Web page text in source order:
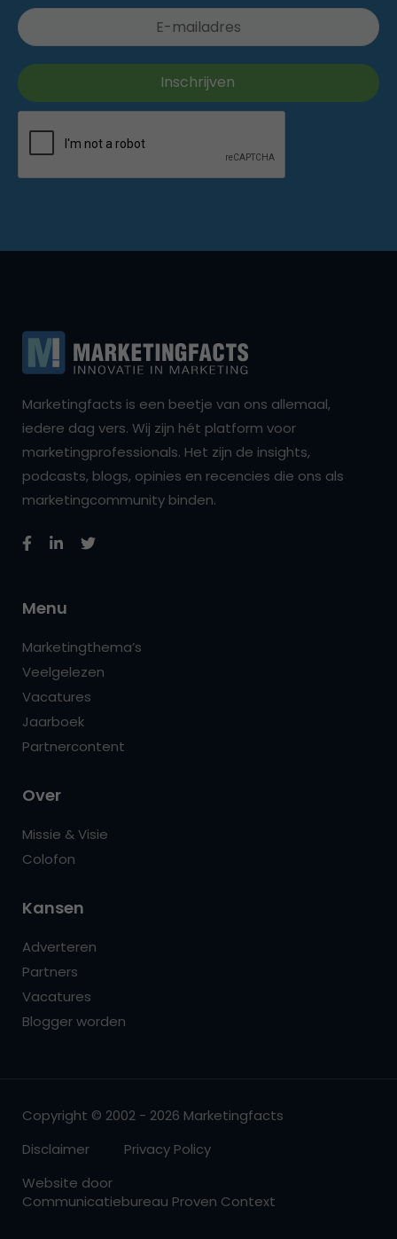
Marketingfacts is een beetje van ons allemaal,
iedere dag vers. Wij zijn hét platform voor
marketingprofessionals. Het zijn de insights,
podcasts, blogs, opinies en recencies die ons als
marketingcommunity binden.
Menu
Marketingthema’s
Veelgelezen
Vacatures
Jaarboek
Partnercontent
Over
Missie & Visie
Colofon
Kansen
Adverteren
Partners
Vacatures
Blogger worden
Copyright © 2002 - 2026 Marketingfacts
Disclaimer
Privacy Policy
Website door
Communicatiebureau Proven Context